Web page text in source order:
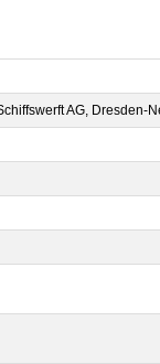
AG, Dresden-